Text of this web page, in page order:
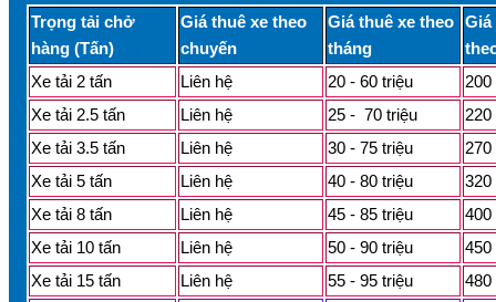
Trọng tải chở
hàng (Tấn)
Giá thuê xe theo
chuyến
Giá thuê xe theo
tháng
Giá
Xe tải 2 tấn
Liên hệ 20 - 60 triệu
200
Xe tải 2.5 tấn
Liên hệ 25 - 70 triệu
220
Xe tải 3.5 tấn
Liên hệ 30 - 75 triệu
270
Xe tải 5 tấn
Liên hệ 40 - 80 triệu
320
Xe tải 8 tấn
Liên hệ 45 - 85 triệu
400
Xe tải 10 tấn
Liên hệ 50 - 90 triệu
450
Xe tải 15 tấn
Liên hệ 55 - 95 triệu
480